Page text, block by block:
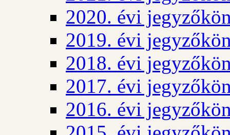
2020. évi
2019. évi
2018. évi
2017. évi
2016. évi